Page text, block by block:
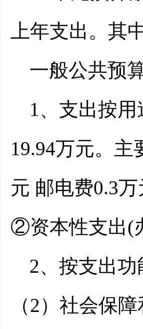
上年支出。其
一般公共预
1、支出按
19.94万元。
元 邮电费0.3
②资本性支出(
2、按支出
（2）社会保障